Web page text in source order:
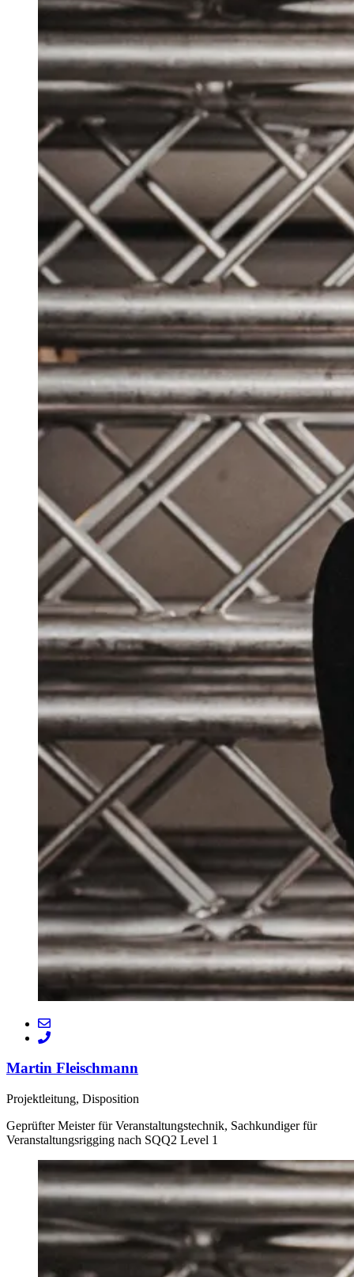
Martin Fleischmann
Projektleitung, Disposition
Geprüfter Meister für Veranstaltungstechnik, Sachkundiger für
Veranstaltungsrigging nach SQQ2 Level 1